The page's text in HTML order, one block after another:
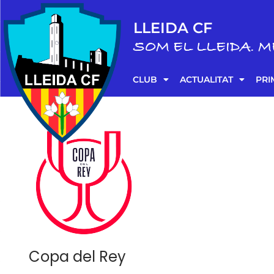
LLEIDA CF
SOM EL LLEIDA.
CLUB ACTUALITAT
Copa del Rey